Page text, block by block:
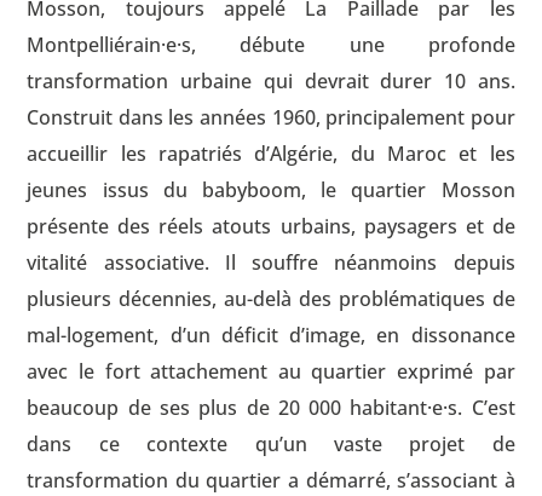
Mosson, toujours appelé La Paillade par les
Montpelliérain·e·s, débute une profonde
transformation urbaine qui devrait durer 10 ans.
Construit dans les années 1960, principalement pour
accueillir les rapatriés d’Algérie, du Maroc et les
jeunes issus du babyboom, le quartier Mosson
présente des réels atouts urbains, paysagers et de
vitalité associative. Il souffre néanmoins depuis
plusieurs décennies, au-delà des problématiques de
mal-logement, d’un déficit d’image, en dissonance
avec le fort attachement au quartier exprimé par
beaucoup de ses plus de 20 000 habitant·e·s. C’est
dans ce contexte qu’un vaste projet de
transformation du quartier a démarré, s’associant à